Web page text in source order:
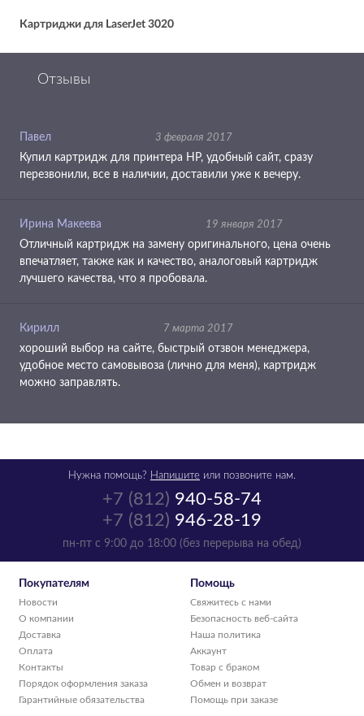
Картриджи для LaserJet 3020
Отзывы
Павел 3 февраля 2017
Купил картридж для принтера HP, удобный сайт, сразу
перезвонили, все в наличии, доставили уже к вечеру.
Ирина Макеева 19 января 2017
Отличный картридж на замену оригинального, цена очень
впечатляет, также как и качество, аналоговый картридж
лучшего качества, что я пробовала.
Кирилл 7 марта 2017
хороший выбор на сайте, быстрый отзвон менеджера,
удобное место самовывоза (лично для меня), картридж
можно заправлять.
+7 (812) 940-58-74
+7 (812) 946-28-19
пн-пт с 9:00 до 18:00 (без перерыва на обед)
Нужна помощь? Напишите или позвоните нам.
Покупателям
Новости
О компании
Доставка
Оплата
Контакты
Порядок оформления заказа
Гарантийные обязательства
Помощь
Свяжитесь с нами
Безопасность веб-сайта
Наша политика
Аккаунт
Товар с браком
Обмен и возврат
Помощь при заказе